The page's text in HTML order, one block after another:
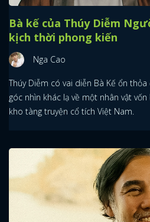
Bà kế của Thúy Diễm
kịch thời phong kiến
Nga Cao
Thúy Diễm có vai diễn Bà Kế ổn
góc nhìn khác lạ về một nhân vật
kho tàng truyện cổ tích Việt Nam.